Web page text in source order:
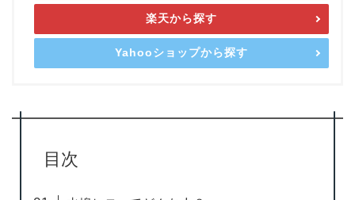
楽天から探す
Yahooショップから探す
目次